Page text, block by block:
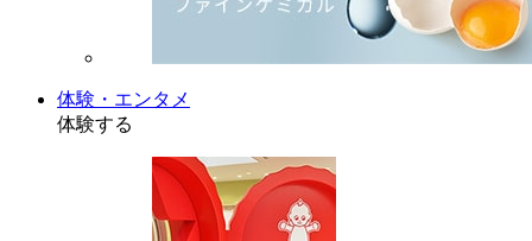
体験・エンタメ
体験する